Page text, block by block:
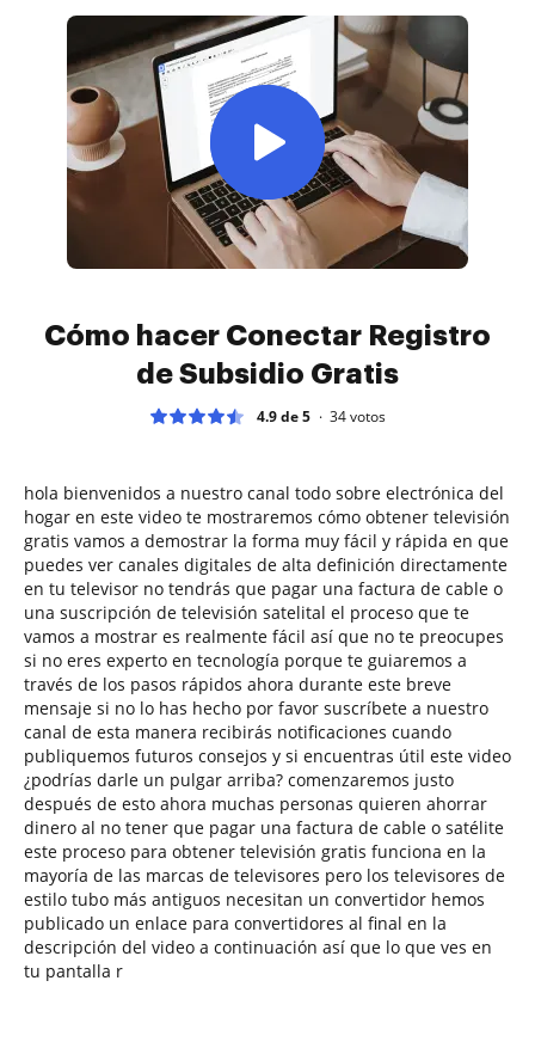
Cómo hacer Conectar Registro
de Subsidio Gratis
4.9 de 5 34votos
hola bienvenidos a nuestro canal todo sobre electrónica del
hogar en este video te mostraremos cómo obtener televisión
gratis vamos a demostrar la forma muy fácil y rápida en que
puedes ver canales digitales de alta definición directamente
en tu televisor no tendrás que pagar una factura de cable o
una suscripción de televisión satelital el proceso que te
vamos a mostrar es realmente fácil así que no te preocupes
si no eres experto en tecnología porque te guiaremos a
través de los pasos rápidos ahora durante este breve
mensaje si no lo has hecho por favor suscríbete a nuestro
canal de esta manera recibirás notificaciones cuando
publiquemos futuros consejos y si encuentras útil este video
¿podrías darle un pulgar arriba? comenzaremos justo
después de esto ahora muchas personas quieren ahorrar
dinero al no tener que pagar una factura de cable o satélite
este proceso para obtener televisión gratis funciona en la
mayoría de las marcas de televisores pero los televisores de
estilo tubo más antiguos necesitan un convertidor hemos
publicado un enlace para convertidores al final en la
descripción del video a continuación así que lo que ves en
tu pantalla r